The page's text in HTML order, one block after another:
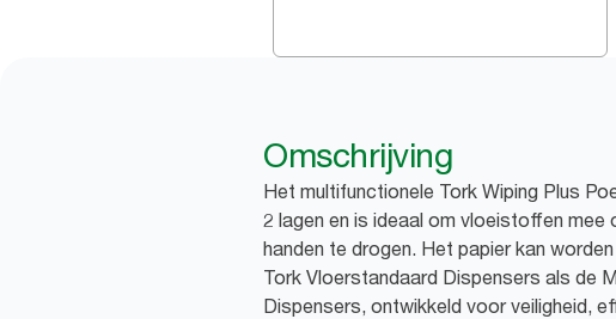
Omschrijving
Het multifunctionele Tork Wiping Plus
2 lagen en is ideaal om vloeistoffen mee
handen te drogen. Het papier kan
Tork Vloerstandaard Dispensers als de
Dispensers, ontwikkeld voor veiligheid,